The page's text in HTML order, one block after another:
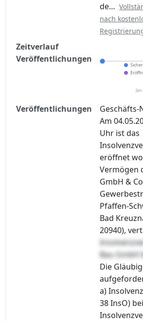
de…
nach
Zeitverlauf
Veröffentlichungen
Veröffentlichungen
Geschäfts-
Am
Uhr ist das
eröffnet
Vermögen
GmbH &
Pfaffen-
Bad
20940),
Bau GmbH
Die
a)
38 InsO)